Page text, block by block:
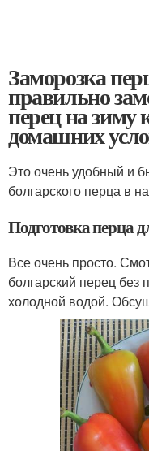
Заморозка
правильно
перец на зиму
домашних
Это очень удобный и
болгарского перца в
Подготовка перца
Все очень просто.
болгарский перец
холодной водой.